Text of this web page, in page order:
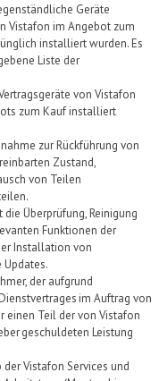
Geräte
Vistafon im Angebot zum
installiertwurden.Es
Liste der
von Vistafon
zum Kaufinstalliert
zur Rückführung von
Zustand,
von Teilen
Überprüfung, Reinigung
Funktionen der
Installation von
Updates.
der aufgrund
im Auftrag von
einen Teil der von Vistafon
geschuldeten Leistung
derVistafon Services und